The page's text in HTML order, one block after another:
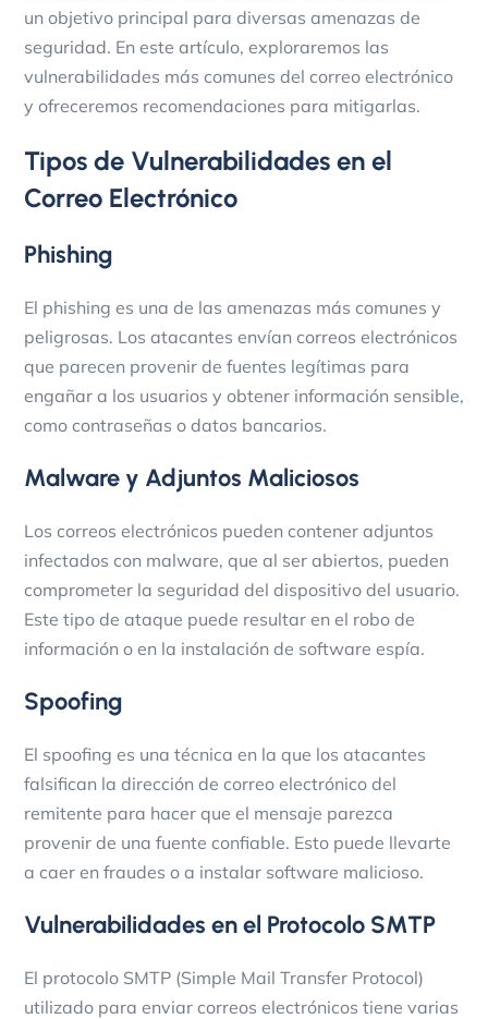
un objetivo principal para diversas amenazas de
seguridad. En este artículo, exploraremos las
vulnerabilidades más comunes del correo electrónico
y ofreceremos recomendaciones para mitigarlas.
Tipos de Vulnerabilidades en el
Correo Electrónico
Phishing
El phishing es una de las amenazas más comunes y
peligrosas. Los atacantes envían correos electrónicos
que parecen provenir de fuentes legítimas para
engañar a los usuarios y obtener información sensible,
como contraseñas o datos bancarios.
Malware y Adjuntos Maliciosos
Los correos electrónicos pueden contener adjuntos
infectados con malware, que al ser abiertos, pueden
comprometer la seguridad del dispositivo del usuario.
Este tipo de ataque puede resultar en el robo de
información o en la instalación de software espía.
Spoofing
El spoofing es una técnica en la que los atacantes
falsifican la dirección de correo electrónico del
remitente para hacer que el mensaje parezca
provenir de una fuente confiable. Esto puede llevarte
a caer en fraudes o a instalar software malicioso.
Vulnerabilidades en el Protocolo SMTP
El protocolo SMTP (Simple Mail Transfer Protocol)
utilizado para enviar correos electrónicos tiene varias